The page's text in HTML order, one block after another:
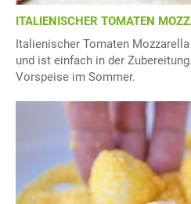
ITALIENISCHER TOMATEN
Italienischer Tomaten
und ist einfach in der
Vorspeise im Sommer.